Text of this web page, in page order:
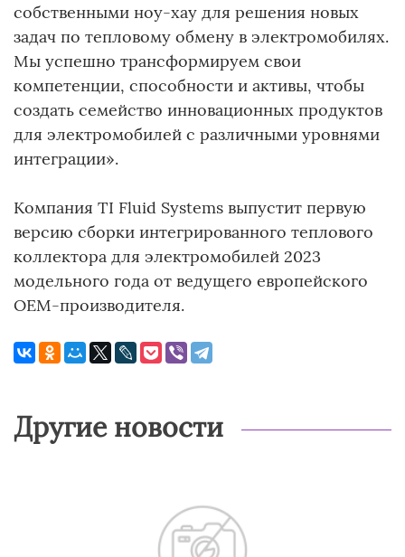
собственными ноу-хау для решения новых
задач по тепловому обмену в электромобилях.
Мы успешно трансформируем свои
компетенции, способности и активы, чтобы
создать семейство инновационных продуктов
для электромобилей с различными уровнями
интеграции».
Компания TI Fluid Systems выпустит первую
версию сборки интегрированного теплового
коллектора для электромобилей 2023
модельного года от ведущего европейского
OEM-производителя.
Другие новости